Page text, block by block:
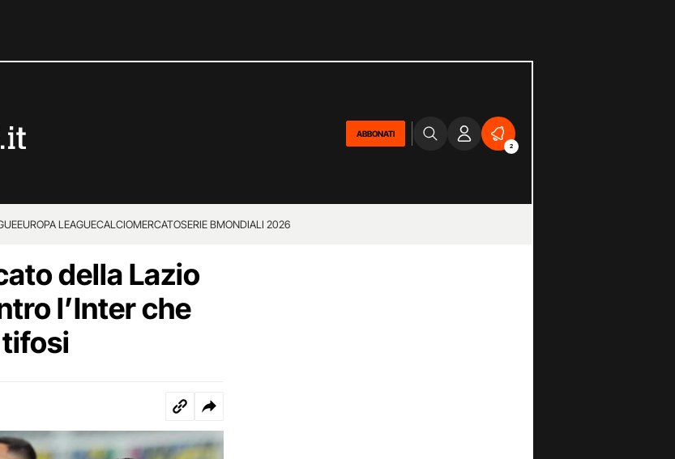
ABBONATI
2
EUROPA LEAGUECALCIOMERCATOSERIE BMONDIALI 2026
della Lazio
l’Inter che